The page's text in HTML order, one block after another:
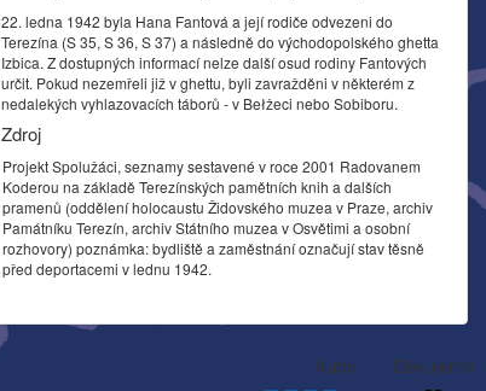
22. ledna 1942 byla Hana Fantová a její rodiče odvezeni do
Terezína (S 35, S 36, S 37) a následně do východopolského ghetta
Izbica. Z dostupných informací nelze další osud rodiny Fantových
určit. Pokud nezemřeli již v ghettu, byli zavražděni v některém z
nedalekých vyhlazovacích táborů - v Bełżeci nebo Sobiboru.
Zdroj
Projekt Spolužáci, seznamy sestavené v roce 2001 Radovanem
Koderou na základě Terezínských pamětních knih a dalších
pramenů (oddělení holocaustu Židovského muzea v Praze, archiv
Památníku Terezín, archiv Státního muzea v Osvětimi a osobní
rozhovory) poznámka: bydliště a zaměstnání označují stav těsně
před deportacemi v lednu 1942.
Autor Děkujeme